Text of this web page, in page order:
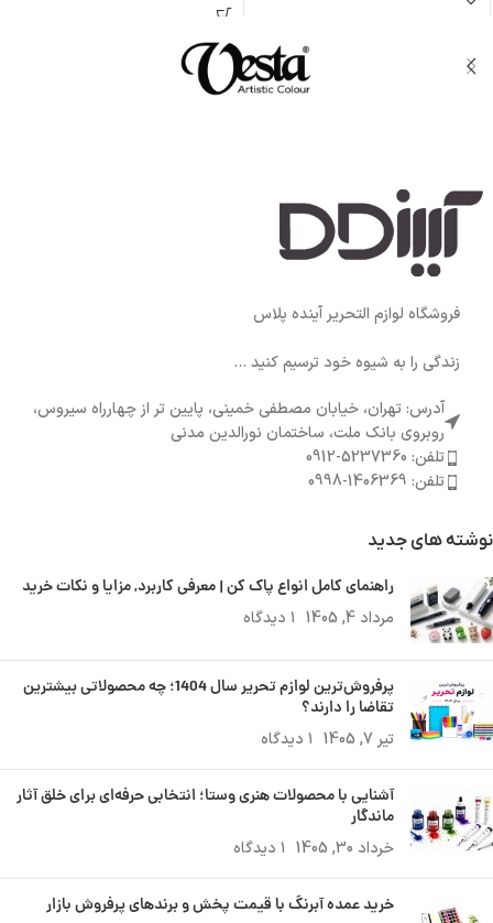
فروشگاه لوازم التحریر آینده پلاس
زندگی را به شیوه خود ترسیم کنید ...
آدرس: تهران، خیابان مصطفی خمینی، پایین تر از چهارراه سیروس،
روبروی بانک ملت، ساختمان نورالدین مدنی
تلفن: 5237360-0912
تلفن: 1406369-0998
نوشته های جدید
راهنمای کامل انواع پاک کن | معرفی کاربرد, مزایا و نکات خرید
مرداد 4, 1405 ۱ دیدگاه
پرفروش‌ترین لوازم تحریر سال 1404؛ چه محصولاتی بیشترین
تقاضا را دارند؟
تیر 7, 1405 ۱ دیدگاه
آشنایی با محصولات هنری وستا؛ انتخابی حرفه‌ای برای خلق آثار
ماندگار
خرداد 30, 1405 ۱ دیدگاه
خرید عمده آبرنگ با قیمت پخش و برندهای پرفروش بازار